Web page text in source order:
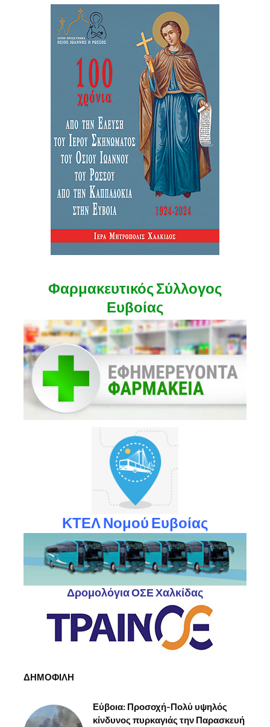
Φαρμακευτικός Σύλλογος
Ευβοίας
ΚΤΕΛ Νομού Ευβοίας
Δρομολόγια ΟΣΕ Χαλκίδας
ΔΗΜΟΦΙΛΗ
Εύβοια: Προσοχή-Πολύ υψηλός
κίνδυνος πυρκαγιάς την Παρασκευή